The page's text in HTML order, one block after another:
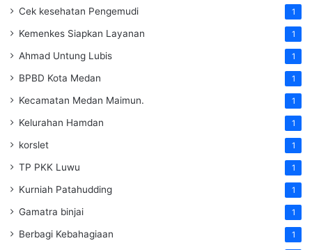
Cek kesehatan Pengemudi 1
Kemenkes Siapkan Layanan 1
Ahmad Untung Lubis 1
BPBD Kota Medan 1
Kecamatan Medan Maimun. 1
Kelurahan Hamdan 1
korslet 1
TP PKK Luwu 1
Kurniah Patahudding 1
Gamatra binjai 1
Berbagi Kebahagiaan 1